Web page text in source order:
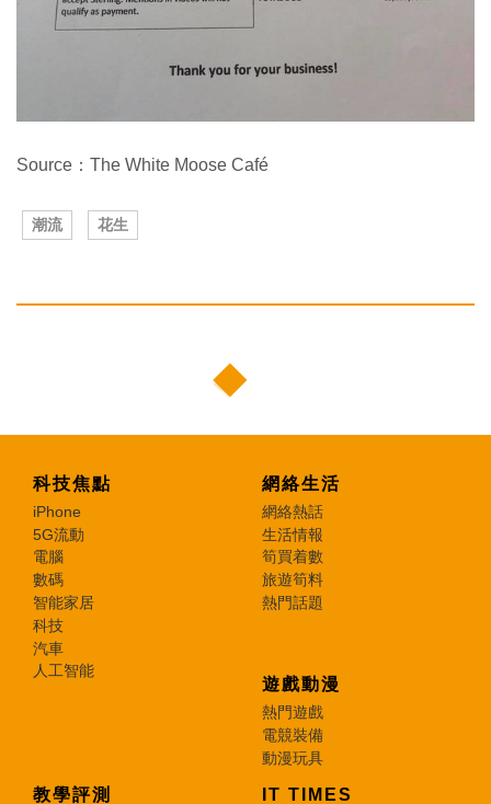
Source：The White Moose Café
潮流 花生
科技焦點
iPhone
5G流動
電腦
數碼
智能家居
科技
汽車
人工智能
網絡生活
網絡熱話
生活情報
筍買着數
旅遊筍料
熱門話題
遊戲動漫
熱門遊戲
電競裝備
動漫玩具
教學評測 IT TIMES